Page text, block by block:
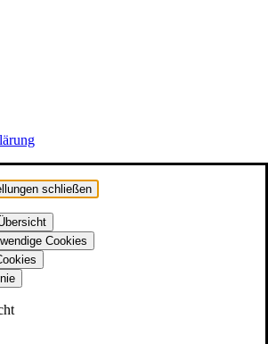
schließen
Cookies